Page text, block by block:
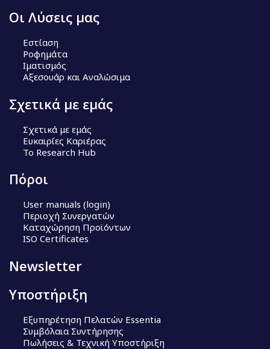
Οι Λύσεις μας
Εστίαση
Ροφημάτα
Ιματισμός
Αξεσουάρ και Αναλώσιμα
Σχετικά με εμάς
Σχετικά με εμάς
Ευκαιρίες Καριέρας
Το Research Hub
Πόροι
User manuals (login)
Περιοχή Συνεργατών
Καταχώρηση Προϊόντων
ISO Certificates
Newsletter
Υποστήριξη
Εξυπηρέτηση Πελατών Essentia
Συμβόλαια Συντήρησης
Πωλήσεις & Τεχνική Υποστήριξη